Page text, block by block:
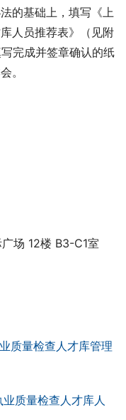
的基础上，填写《上
人员推荐表》（见附
完成并签章确认的纸
。
场 12楼 B3-C1室
质量检查人才库管理
质量检查人才库人